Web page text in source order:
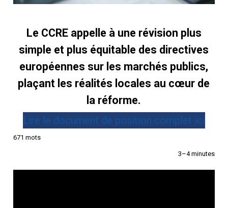
Le CCRE appelle à une révision plus
simple et plus équitable des directives
européennes sur les marchés publics,
plaçant les réalités locales au cœur de
la réforme.
Lire le document de position complet ici
671 mots
3–4 minutes